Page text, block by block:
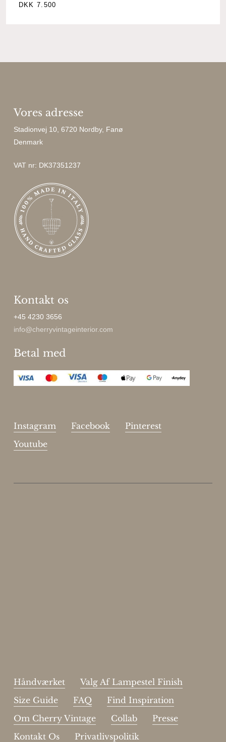
DKK 7.500
Vores adresse
Stadionvej 10, 6720 Nordby, Fanø
Denmark
VAT nr: DK37351237
Kontakt os
+45 4230 3656
info@cherryvintageinterior.com
Betal med
Instagram Facebook
Pinterest
Youtube
Håndværket
Valg Af Lampestel Finish
Size Guide
FAQ
Find Inspiration
Om Cherry Vintage
Collab
Presse
Kontakt Os
Privatlivspolitik